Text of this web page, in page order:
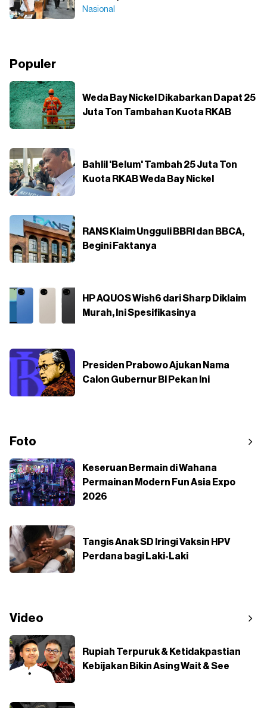
Nasional
Populer
Weda Bay Nickel Dikabarkan Dapat 25
Juta Ton Tambahan Kuota RKAB
Bahlil 'Belum' Tambah 25 Juta Ton
Kuota RKAB Weda Bay Nickel
RANS Klaim Ungguli BBRI dan BBCA,
Begini Faktanya
HP AQUOS Wish6 dari Sharp Diklaim
Murah, Ini Spesifikasinya
Presiden Prabowo Ajukan Nama
Calon Gubernur BI Pekan Ini
Foto
Keseruan Bermain di Wahana
Permainan Modern Fun Asia Expo
2026
Tangis Anak SD Iringi Vaksin HPV
Perdana bagi Laki-Laki
Video
Rupiah Terpuruk & Ketidakpastian
Kebijakan Bikin Asing Wait & See